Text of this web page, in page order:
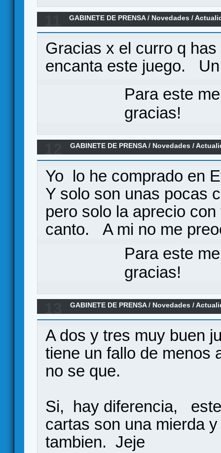
GABINETE DE PRENSA/ Novedades /
Gracias x el curro q
encanta este juego.
Para este
gracias!
GABINETE DE PRENSA/ Novedades /
Troyes
Yo lo he comprado en
Y solo son unas pocas
pero solo la aprecio
canto. A mi no me
Para este
gracias!
GABINETE DE PRENSA/ Novedades /
Troyes
A dos y tres muy buen
tiene un fallo de menos
no se que.
Si, hay diferencia,
cartas son una mierda
tambien. Jeje